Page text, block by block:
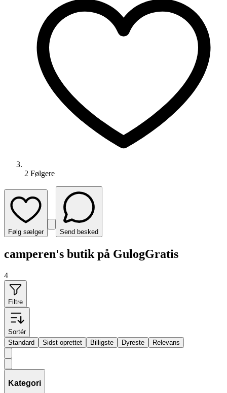
2 Følgere
Følg sælger Send besked
camperen's butik på GulogGratis
4
Filtre
Sortér
Standard
Sidst oprettet Billigste Dyreste Relevans
Kategori